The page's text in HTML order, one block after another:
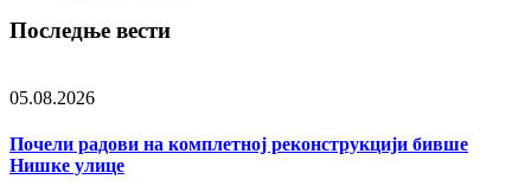
Последње вести
05.08.2026
Почели радови на комплетној реконструкцији бивше
Нишке улице